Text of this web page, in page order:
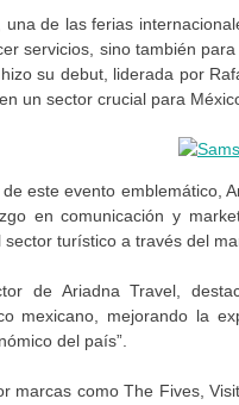
una de las ferias
servicios, sino también
su debut, liderada por
un sector crucial para
este evento emblemático,
en comunicación y
turístico a través del
de Ariadna Travel,
mexicano, mejorando la
del país”.
marcas como The Fives,